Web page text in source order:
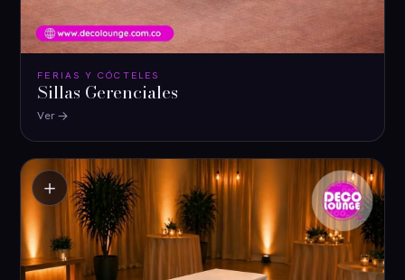
FERIAS Y CÓCTELES
Sillas Gerenciales
Ver
＋